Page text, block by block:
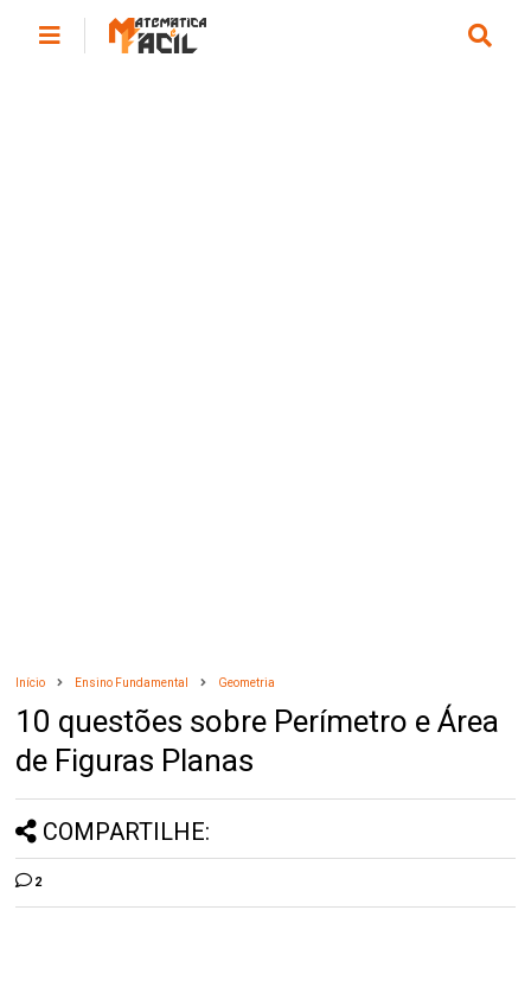
Início Ensino Fundamental Geometria
10 questões sobre Perímetro e Área
de Figuras Planas
COMPARTILHE:
2